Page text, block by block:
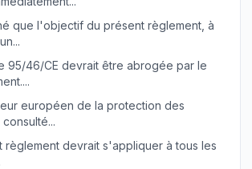
que l'objectif du présent règlement, à
95/46/CE devrait être abrogée par le
européen de la protection des
règlement devrait s'appliquer à tous les